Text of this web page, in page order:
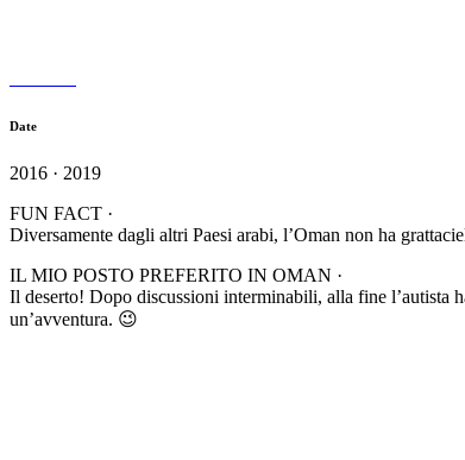
Date
2016 · 2019
FUN FACT ·
Diversamente dagli altri Paesi arabi, l’Oman non ha
IL MIO POSTO PREFERITO IN OMAN ·
Il deserto! Dopo discussioni interminabili, alla fine l’autista
un’avventura. 😉